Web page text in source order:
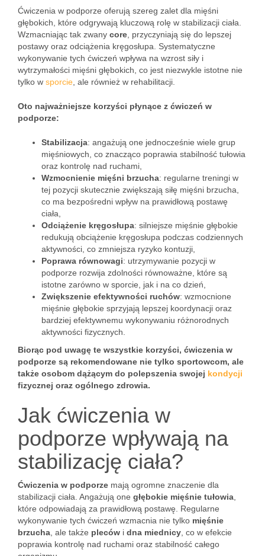
Ćwiczenia w podporze oferują szereg zalet dla mięśni
głębokich, które odgrywają kluczową rolę w stabilizacji ciała.
Wzmacniając tak zwany core , przyczyniają się do lepszej
postawy oraz odciążenia kręgosłupa. Systematyczne
wykonywanie tych ćwiczeń wpływa na wzrost siły i
wytrzymałości mięśni głębokich, co jest niezwykle istotne nie
tylko w sporcie , ale również w rehabilitacji.
Oto najważniejsze korzyści płynące z ćwiczeń w
podporze:
Stabilizacja: angażują one jednocześnie wiele grup
mięśniowych, co znacząco poprawia stabilność tułowia
oraz kontrolę nad ruchami,
Wzmocnienie mięśni brzucha: regularne treningi w
tej pozycji skutecznie zwiększają siłę mięśni brzucha,
co ma bezpośredni wpływ na prawidłową postawę
ciała,
Odciążenie kręgosłupa: silniejsze mięśnie głębokie
redukują obciążenie kręgosłupa podczas codziennych
aktywności, co zmniejsza ryzyko kontuzji,
Poprawa równowagi: utrzymywanie pozycji w
podporze rozwija zdolności równoważne, które są
istotne zarówno w sporcie, jak i na co dzień,
Zwiększenie efektywności ruchów: wzmocnione
mięśnie głębokie sprzyjają lepszej koordynacji oraz
bardziej efektywnemu wykonywaniu różnorodnych
aktywności fizycznych.
Biorąc pod uwagę te wszystkie korzyści, ćwiczenia w
podporze są rekomendowane nie tylko sportowcom, ale
także osobom dążącym do polepszenia swojej kondycji
fizycznej oraz ogólnego zdrowia.
Jak ćwiczenia w
podporze wpływają na
stabilizację ciała?
Ćwiczenia w podporze mają ogromne znaczenie dla
stabilizacji ciała. Angażują one głębokie mięśnie tułowia
które odpowiadają za prawidłową postawę. Regularne
wykonywanie tych ćwiczeń wzmacnia nie tylko mięśnie
brzucha , ale także pleców i dna miednicy , co w efekcie
poprawia kontrolę nad ruchami oraz stabilność całego